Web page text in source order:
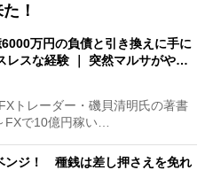
！
6000万円の負債と引き換えに手に
レスな経験 ｜ 突然マルサがや…
トレーダー・磯貝清明氏の著書
FXで10億円稼い…
ンジ！ 種銭は差し押さえを免れ